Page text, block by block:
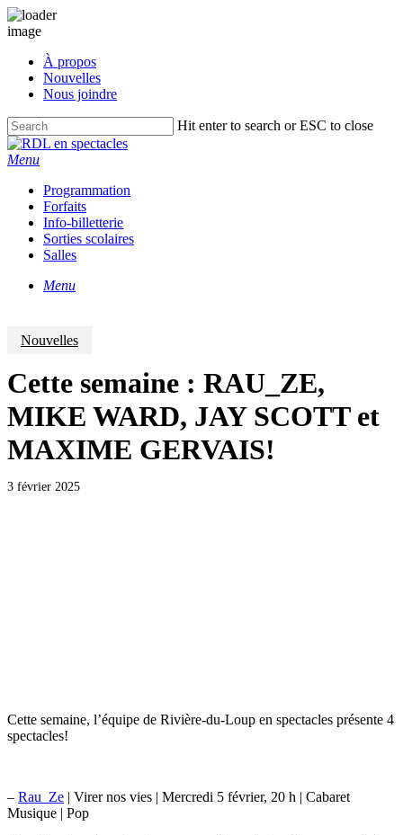
main
content
À propos
Nouvelles
Nous joindre
Hit enter to search or ESC to close
Close
Search
Menu
Programmation
Forfaits
Info-billetterie
Sorties scolaires
Salles
Menu
Nouvelles
Cette semaine : RAU_ZE,
MIKE WARD, JAY SCOTT et
MAXIME GERVAIS!
3 février 2025
Cette semaine, l’équipe de Rivière-du-Loup en spectacles présente 4
spectacles!
– Rau_Ze | Virer nos vies | Mercredi 5 février, 20 h | Cabaret
Musique | Pop